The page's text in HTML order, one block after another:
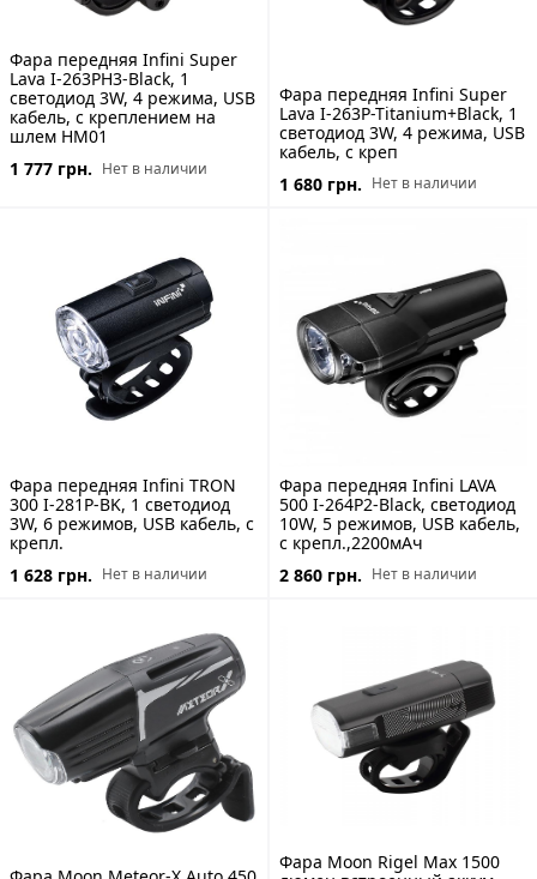
Фара передняя Infini Super
Lava I-263PH3-Black, 1
светодиод 3W, 4 режима, USB
кабель, с креплением на
шлем HM01
1 777 грн. Нет в наличии
Фара передняя Infini Super
Lava I-263P-Titanium+Black, 1
светодиод 3W, 4 режима, USB
кабель, с креп
1 680 грн. Нет в наличии
Фара передняя Infini TRON
300 I-281P-BK, 1 светодиод
3W, 6 режимов, USB кабель, с
крепл.
1 628 грн. Нет в наличии
Фара передняя Infini LAVA
500 I-264P2-Black, светодиод
10W, 5 режимов, USB кабель,
с крепл.,2200мАч
2 860 грн. Нет в наличии
Фара Moon Rigel Max 1500